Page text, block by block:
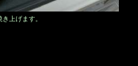
げます。